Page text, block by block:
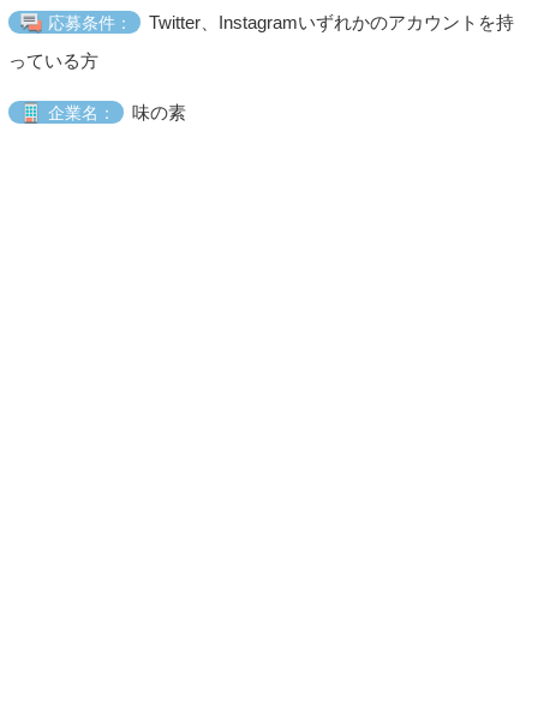
応募条件：
Twitter、Instagramいずれかのアカウントを持
っている方
企業名： 味の素